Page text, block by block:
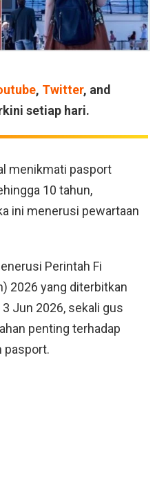
, Twitter, and
setiap hari.
menikmati pasport
10 tahun,
ini menerusi pewartaan
Perintah Fi
2026 yang diterbitkan
Jun 2026, sekali gus
penting terhadap
pasport.